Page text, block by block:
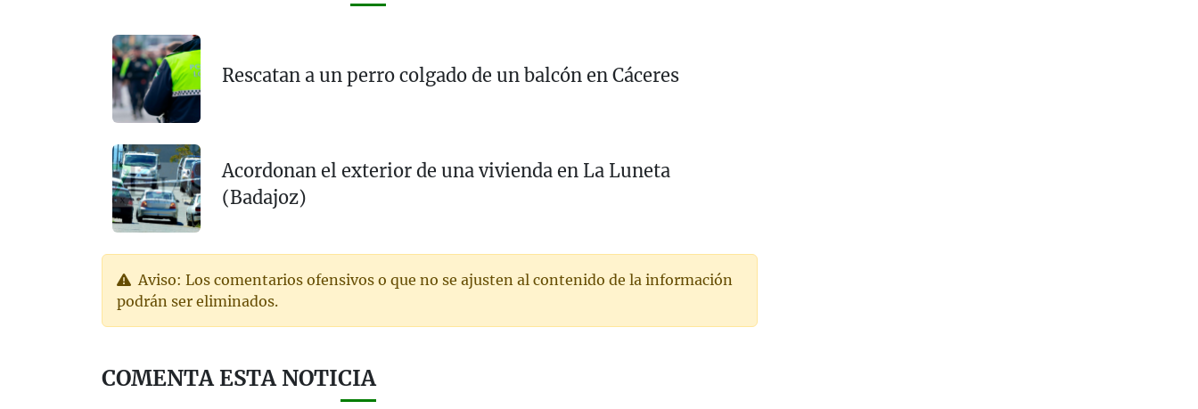
Rescatan a un perro colgado de un balcón en Cáceres
Acordonan el exterior de una vivienda en La Luneta
(Badajoz)
Aviso: Los comentarios ofensivos o que no se ajusten al contenido de la información
podrán ser eliminados.
COMENTA ESTA NOTICIA